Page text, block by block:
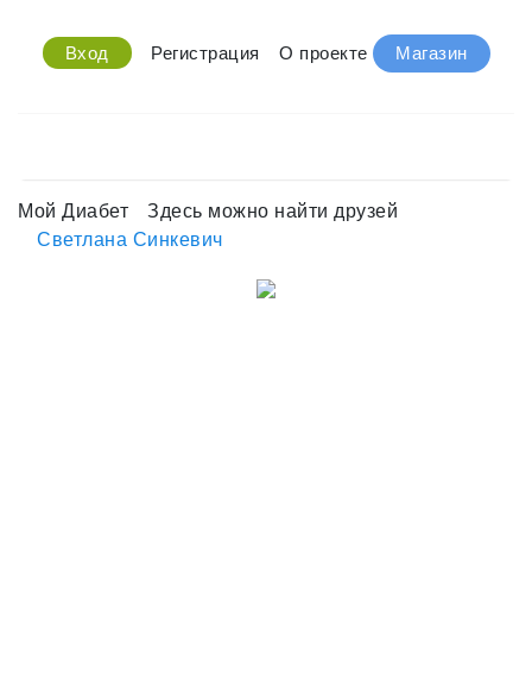
Вход Регистрация О проекте Магазин
Мой Диабет
Здесь можно найти друзей
Светлана Синкевич